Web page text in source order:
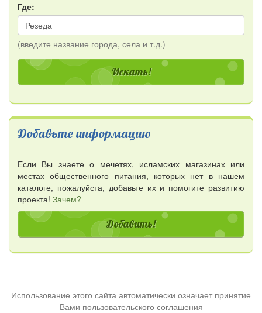
Где:
(введите название города, села и т.д.)
Добавьте информацию
Если Вы знаете о мечетях, исламских магазинах или
местах общественного питания, которых нет в нашем
каталоге, пожалуйста, добавьте их и помогите развитию
проекта! Зачем?
Добавить!
Использование этого сайта автоматически означает принятие
Вами пользовательского соглашения